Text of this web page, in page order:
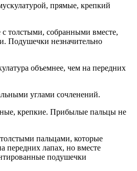
прямые, крепкий
толстыми, собранными вместе,
Подушечки незначительно
объемнее, чем на передних
углами сочленений.
крепкие. Прибылые пальцы не
пальцами, которые
передних лапах, но вместе
подушечки